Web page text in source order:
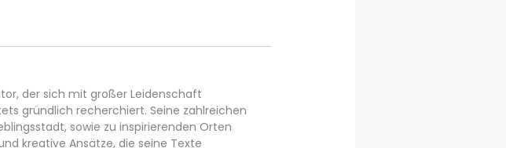
der sich mit großer Leidenschaft
gründlich recherchiert. Seine zahlreichen
sowie zu inspirierenden Orten
kreative Ansätze, die seine Texte